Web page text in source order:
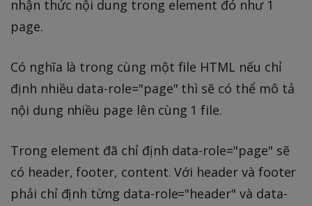
nhận thức nội dung trong element đó như 1
page.
Có nghĩa là trong cùng một file HTML nếu chỉ
định nhiều data-role="page" thì sẽ có thể mô tả
nội dung nhiều page lên cùng 1 file.
Trong element đã chỉ định data-role="page" sẽ
có header, footer, content. Với header và footer
phải chỉ định từng data-role="header" và data-